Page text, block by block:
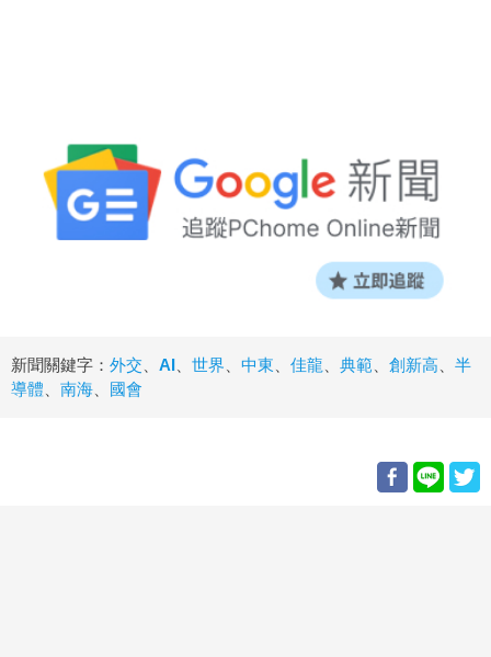
新聞關鍵字： 外交 AI 世界 中東 佳龍 典範 創新高
半
導體
南海 國會